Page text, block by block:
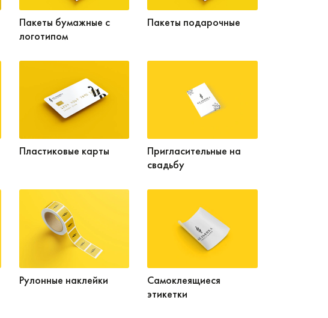
Пакеты бумажные с
логотипом
Пакеты подарочные
Пластиковые карты
Пригласительные на
свадьбу
Рулонные наклейки
Самоклеящиеся
этикетки